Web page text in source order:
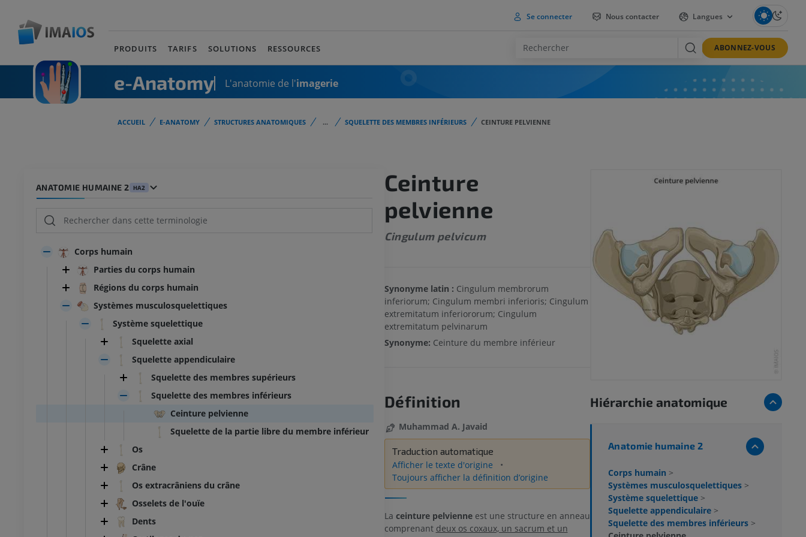
Se connecter Nous contacter Langues
PRODUITS TARIFS SOLUTIONS RESSOURCES ABONNEZ-VOUS
e-Anatomy L'anatomie de l'imagerie
ACCUEIL E-ANATOMY STRUCTURES ANATOMIQUES ... SQUELETTE DES MEMBRES INFÉRIEURS CEINTURE PELVIENNE
ANATOMIE HUMAINE 2 HA2
Corps humain
Parties du corps humain
Régions du corps humain
Systèmes musculosquelettiques
Système squelettique
Squelette axial
Squelette appendiculaire
Squelette des membres supérieurs
Squelette des membres inférieurs
Ceinture pelvienne
Squelette de la partie libre du membre inférieur
Os
Crâne
Os extracrâniens du crâne
Osselets de l'ouïe
Dents
Ceinture
pelvienne
Cingulum pelvicum
Synonyme latin : Cingulum membrorum
inferiorum; Cingulum membri inferioris; Cingulum
extremitatum inferiororum; Cingulum
extremitatum pelvinarum
Synonyme: Ceinture du membre inférieur
Définition
Muhammad A. Javaid
Traduction automatique
Afficher le texte d'origine
Toujours afficher la définition d’origine
La ceinture pelvienneest une structure en anneau
comprenant deux os coxaux, un sacrum et un
Hiérarchie anatomique
Anatomie humaine 2
Corps humain >
Systèmes musculosquelettiques >
Système squelettique >
Squelette appendiculaire >
Squelette des membres inférieurs >